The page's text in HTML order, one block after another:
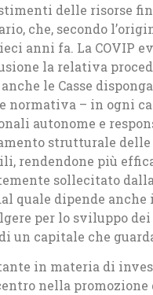
delle risorse
che, secondo
anni fa. La COVIP
la relativa
le Casse
normativa – in ogni
autonome e
strutturale delle
rendendone più
sollecitato
dipende anche
per lo sviluppo
un capitale che
in materia di
nella promozione